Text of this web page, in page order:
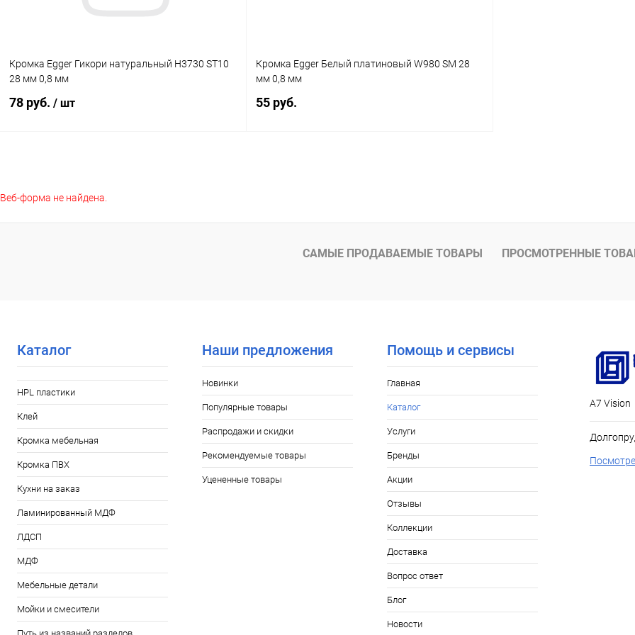
Кромка Egger Гикори натуральный H3730 ST10
28 мм 0,8 мм
78 руб. / шт
Купить в 1 клик
В избранное В наличии
Кромка Egger Белый платиновый W980 SM 28
мм 0,8 мм
55 руб.
В избранное В наличии
Веб-форма не найдена.
САМЫЕ ПРОДАВАЕМЫЕ ТОВАРЫ ПРОСМОТРЕННЫЕ
Каталог
HPL пластики
Клей
Кромка мебельная
Кромка ПВХ
Кухни на заказ
Ламинированный МДФ
ЛДСП
МДФ
Мебельные детали
Мойки и смесители
Наши предложения
Новинки
Популярные товары
Распродажи и скидки
Рекомендуемые товары
Уцененные товары
Помощь и сервисы
Главная
Каталог
Услуги
Бренды
Акции
Отзывы
Коллекции
Доставка
Вопрос ответ
Блог
Новости
А7 Vision